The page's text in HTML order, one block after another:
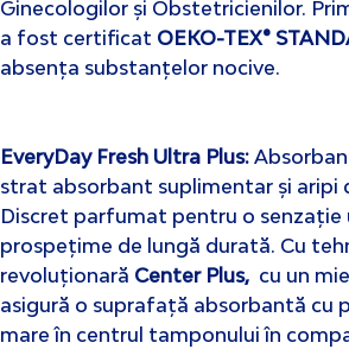
Ginecologilor și Obstetricienilor.
a fost certificat OEKO-TEX®
absența substanțelor nocive.
EveryDay Fresh Ultra Plus:
strat absorbant suplimentar și aripi
Discret parfumat pentru o senzație
prospețime de lungă durată. Cu
revoluționară Center Plus, cu un
asigură o suprafață absorbantă cu
mare în centrul tamponului în